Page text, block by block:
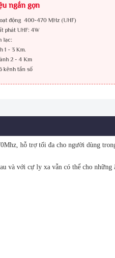
ngắn gọn
động 400-470 MHz (UHF)
phát UHF: 4W
lạc:
1 - 3 Km.
2 - 4 Km
kênh tần số
hỗ trợ tối đa cho người dùng
và với cự ly xa vẫn có thể cho những